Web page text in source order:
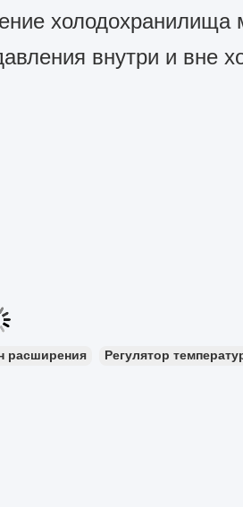
внутри и вне
расширения Регулятор